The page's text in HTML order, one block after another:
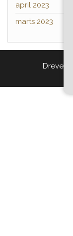
april 2023
marts 2023
Drevet af